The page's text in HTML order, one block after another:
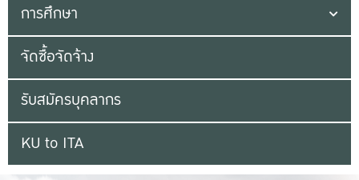
การศึกษา
จัดซื้อจัดจ้าง
รับสมัครบุคลากร
KU to ITA